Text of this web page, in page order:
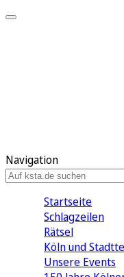
Navigation
Startseite
Schlagzeilen
Rätsel
Köln und
Unsere Events